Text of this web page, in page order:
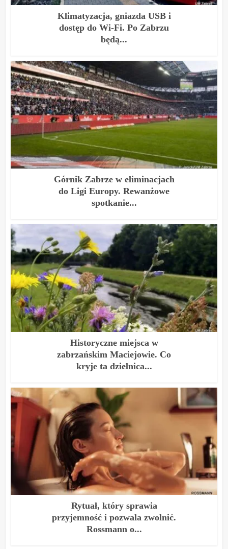
Klimatyzacja, gniazda USB i
dostęp do Wi-Fi. Po Zabrzu
będą...
Górnik Zabrze w eliminacjach
do Ligi Europy. Rewanżowe
spotkanie...
Historyczne miejsca w
zabrzańskim Maciejowie. Co
kryje ta dzielnica...
Rytuał, który sprawia
przyjemność i pozwala zwolnić.
Rossmann o...